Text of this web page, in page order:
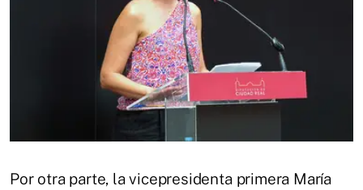
Por otra parte, la vicepresidenta primera María